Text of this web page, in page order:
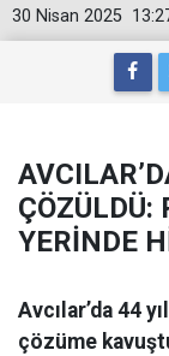
30 Nisan 2025
ÇÖZÜLDÜ:
YERİNDE
Avcılar’da 44
çözüme